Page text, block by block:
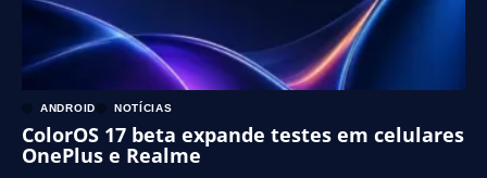
ANDROID NOTÍCIAS
ColorOS 17 beta expande testes em celulares
OnePlus e Realme